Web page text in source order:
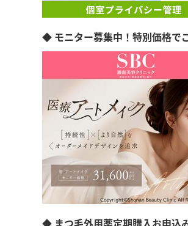
◆ モニター募集中！特別価格で
◆ まつ毛外用薬定期購入お申込